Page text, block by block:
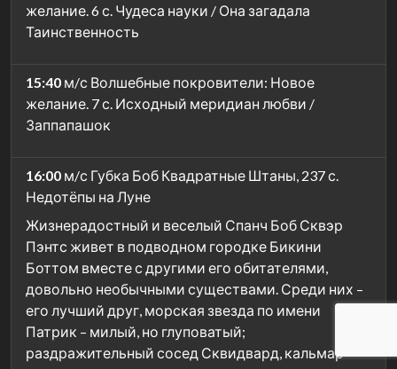
желание. 6 с. Чудеса науки / Она загадала
Таинственность
15:40 м/с Волшебные покровители: Новое
желание. 7 с. Исходный меридиан любви /
Заппапашок
16:00 м/с Губка Боб Квадратные Штаны, 237 с.
Недотёпы на Луне
Жизнерадостный и веселый Спанч Боб Сквэр
Пэнтс живет в подводном городке Бикини
Боттом вместе с другими его обитателями,
довольно необычными существами. Среди них –
его лучший друг, морская звезда по имени
Патрик – милый, но глуповатый;
раздражительный сосед Сквидвард, кальмар-